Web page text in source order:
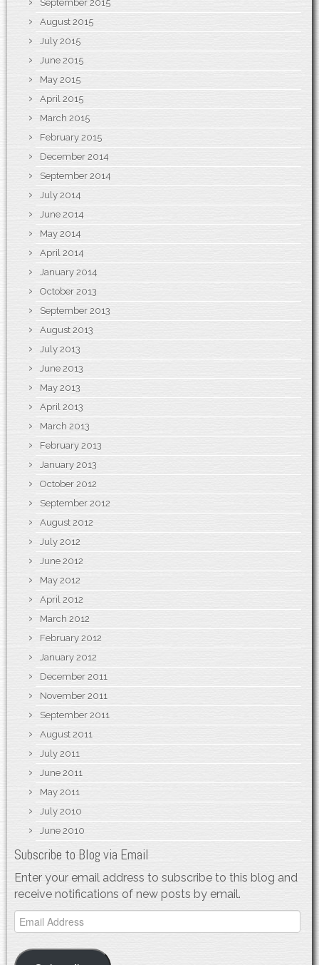
September 2015
August 2015
July 2015
June 2015
May 2015
April 2015
March 2015
February 2015
December 2014
September 2014
July 2014
June 2014
May 2014
April 2014
January 2014
October 2013
September 2013
August 2013
July 2013
June 2013
May 2013
April 2013
March 2013
February 2013
January 2013
October 2012
September 2012
August 2012
July 2012
June 2012
May 2012
April 2012
March 2012
February 2012
January 2012
December 2011
November 2011
September 2011
August 2011
July 2011
June 2011
May 2011
July 2010
June 2010
Subscribe to Blog via Email
Enter your email address to subscribe to this blog and
receive notifications of new posts by email.
Email
Address